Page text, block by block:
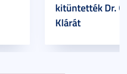
kitüntették Dr.
Klárát